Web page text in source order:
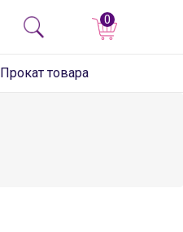
0
Прокат товара